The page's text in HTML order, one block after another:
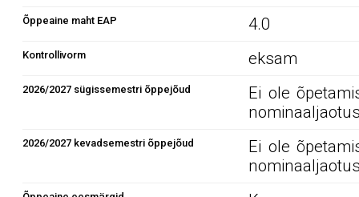
Õppeaine maht EAP 4.0
Kontrollivorm eksam
2026/2027 sügissemestri õppejõud
Ei ole
2026/2027 kevadsemestri õppejõud
Ei ole